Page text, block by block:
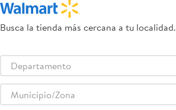
Busca la tienda más cercana a tu localidad.
Departamento
Municipio/Zona